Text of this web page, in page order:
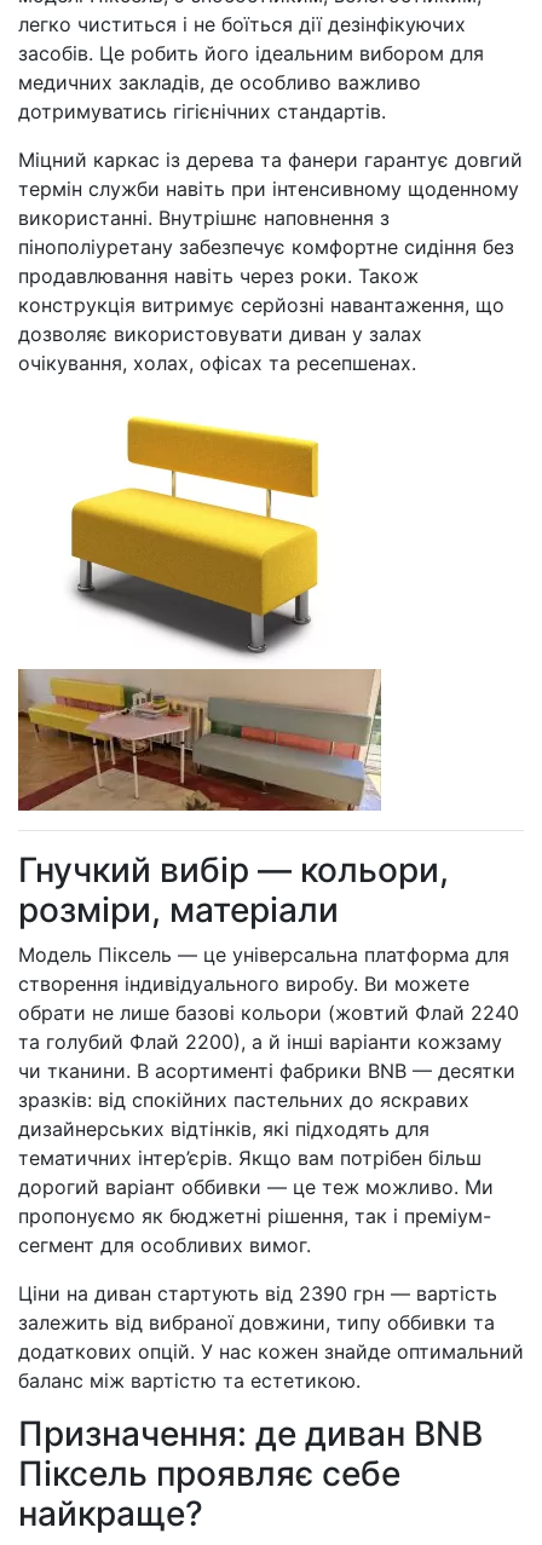
легко чиститься і не боїться дії дезінфікуючих
засобів. Це робить його ідеальним вибором для
медичних закладів, де особливо важливо
дотримуватись гігієнічних стандартів.
Міцний каркас із дерева та фанери гарантує довгий
термін служби навіть при інтенсивному щоденному
використанні. Внутрішнє наповнення з
пінополіуретану забезпечує комфортне сидіння без
продавлювання навіть через роки. Також
конструкція витримує серйозні навантаження, що
дозволяє використовувати диван у залах
очікування, холах, офісах та ресепшенах.
Гнучкий вибір — кольори,
розміри, матеріали
Модель Піксель — це універсальна платформа для
створення індивідуального виробу. Ви можете
обрати не лише базові кольори (жовтий Флай 2240
та голубий Флай 2200), а й інші варіанти кожзаму
чи тканини. В асортименті фабрики BNB — десятки
зразків: від спокійних пастельних до яскравих
дизайнерських відтінків, які підходять для
тематичних інтер’єрів. Якщо вам потрібен більш
дорогий варіант оббивки — це теж можливо. Ми
пропонуємо як бюджетні рішення, так і преміум-
сегмент для особливих вимог.
Ціни на диван стартують від 2390 грн — вартість
залежить від вибраної довжини, типу оббивки та
додаткових опцій. У нас кожен знайде оптимальний
баланс між вартістю та естетикою.
Призначення: де диван BNB
Піксель проявляє себе
найкраще?